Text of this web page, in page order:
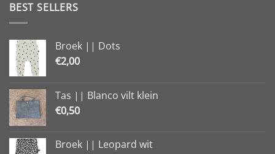
BEST SELLERS
Broek || Dots
€2,00
Tas || Blanco vilt klein
€0,50
Broek || Leopard wit